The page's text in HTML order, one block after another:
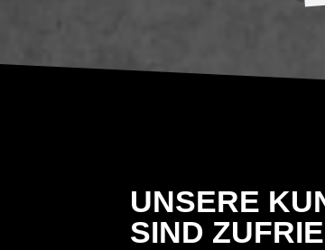
UNSERE
SIND
, ARBEITEN SEIT
WOHNBAUPROJEKTEN MIT DEM